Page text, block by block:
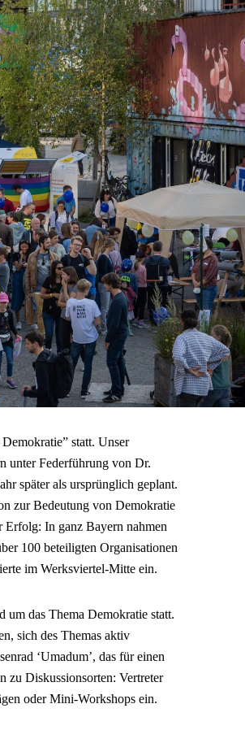
statt. Unser
unter Federführung von Dr.
später als ursprünglich geplant.
zur Bedeutung von Demokratie
In ganz Bayern nahmen
100 beteiligten Organisationen
im Werksviertel-Mitte ein.
das Thema Demokratie statt.
sich des Themas aktiv
‘Umadum’, das für einen
zu Diskussionsorten: Vertreter
oder Mini-Workshops ein.